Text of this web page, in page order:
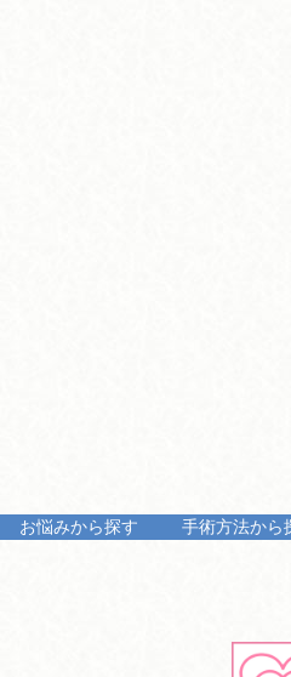
お悩みから探す 手術方法から